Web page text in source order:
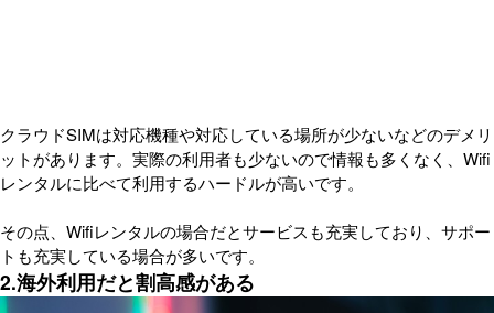
クラウドSIMは対応機種や対応している場所が少ないなどのデメリ
ットがあります。実際の利用者も少ないので情報も多くなく、Wifi
レンタルに比べて利用するハードルが高いです。
その点、Wifiレンタルの場合だとサービスも充実しており、サポー
トも充実している場合が多いです。
2.海外利用だと割高感がある